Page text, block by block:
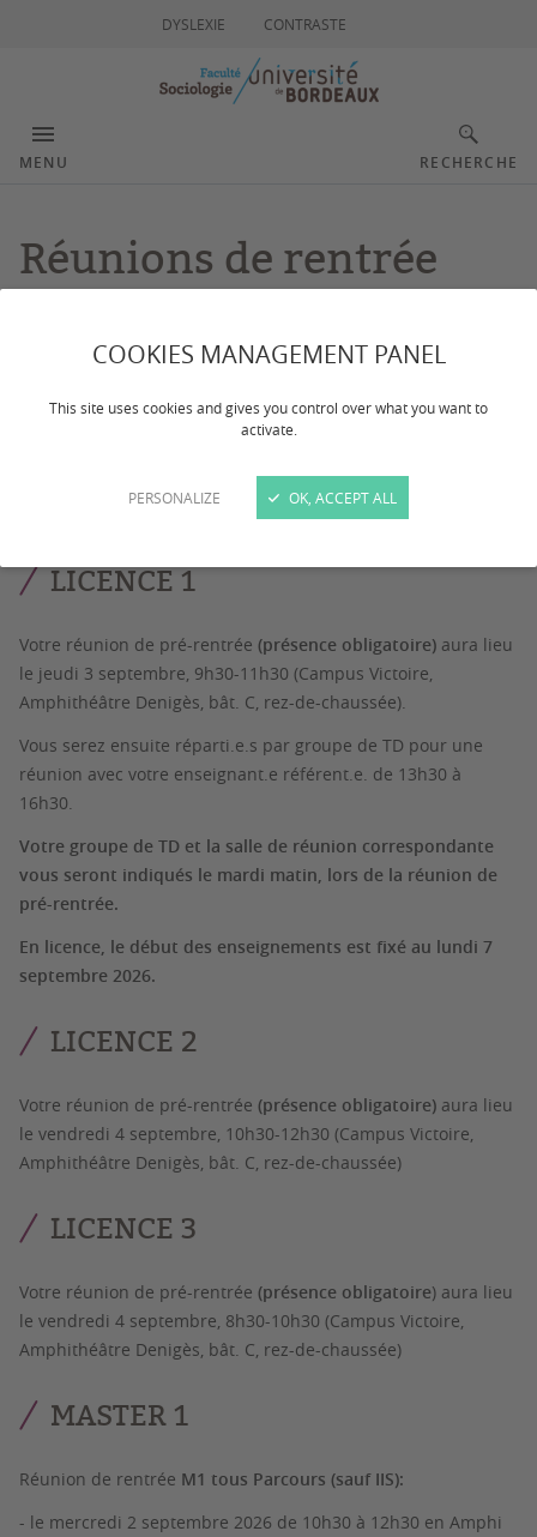
COOKIES MANAGEMENT PANEL
This site uses cookies and gives you control over what you want to
activate.
PERSONALIZE OK, ACCEPT ALL
DYSLEXIE CONTRASTE
MENU RECHERCHE
Réunions de rentrée
Dernière mise à jour : le 20/07/2026
Dates des réunions de rentrée de la Licence de
sociologie et du Master Sciences Sociales.
LICENCE 1
Votre réunion de pré-rentrée (présence obligatoire) aura lieu
le jeudi 3 septembre, 9h30-11h30 (Campus Victoire,
Amphithéâtre Denigès, bât. C, rez-de-chaussée).
Vous serez ensuite réparti.e.s par groupe de TD pour une
réunion avec votre enseignant.e référent.e. de 13h30 à
16h30.
Votre groupe de TD et la salle de réunion correspondante
vous seront indiqués le mardi matin, lors de la réunion de
pré-rentrée.
En licence, le début des enseignements est fixé au lundi 7
septembre 2026.
LICENCE 2
Votre réunion de pré-rentrée (présence obligatoire) aura lieu
le vendredi 4 septembre, 10h30-12h30 (Campus Victoire,
Amphithéâtre Denigès, bât. C, rez-de-chaussée)
LICENCE 3
Votre réunion de pré-rentrée (présence obligatoire) aura lieu
le vendredi 4 septembre, 8h30-10h30 (Campus Victoire,
Amphithéâtre Denigès, bât. C, rez-de-chaussée)
MASTER 1
Réunion de rentrée M1 tous Parcours (sauf IIS):
- le mercredi 2 septembre 2026 de 10h30 à 12h30 en Amphi